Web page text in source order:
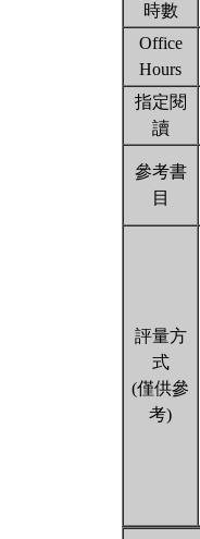
時數
Office
Hours
指定閱
讀
參考書
目
評量方
式
(僅供參
考)